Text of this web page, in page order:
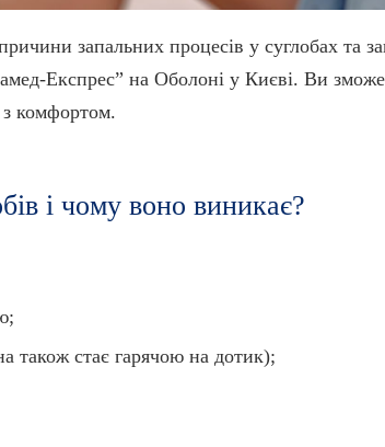
запальних процесів у суглобах та
Експрес” на Оболоні у Києві. Ви
з комфортом.
і чому воно виникає?
також стає гарячою на дотик);